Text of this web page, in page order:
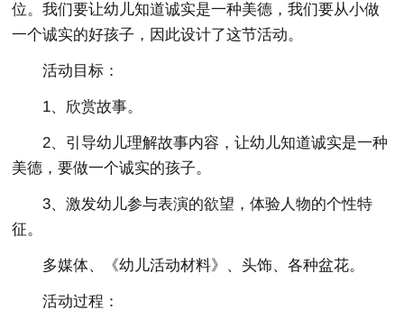
位。我们要让幼儿知道诚实是一种美德，我们要从小做
一个诚实的好孩子，因此设计了这节活动。
活动目标：
1、欣赏故事。
2、引导幼儿理解故事内容，让幼儿知道诚实是一种
美德，要做一个诚实的孩子。
3、激发幼儿参与表演的欲望，体验人物的个性特
征。
多媒体、《幼儿活动材料》、头饰、各种盆花。
活动过程：